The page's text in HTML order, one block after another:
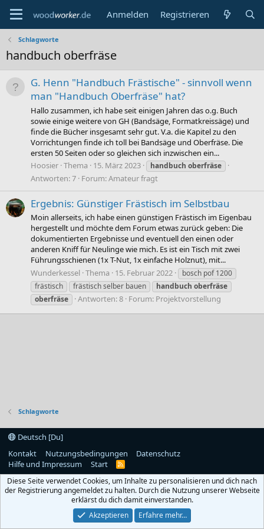
Anmelden Registrieren
Schlagworte
handbuch oberfräse
G. Henn "Handbuch Frästische" - sinnvoll wenn
man "Handbuch Oberfräse" hat?
Hallo zusammen, ich habe seit einigen Jahren das o.g. Buch
sowie einige weitere von GH (Bandsäge, Formatkreissäge) und
finde die Bücher insgesamt sehr gut. V.a. die Kapitel zu den
Vorrichtungen finde ich toll bei Bandsäge und Oberfräse. Die
ersten 50 Seiten oder so gleichen sich inzwischen ein...
Hoosier Thema 15. März 2023 handbuch oberfräse
Antworten: 7 Forum:Amateur fragt
Ergebnis: Günstiger Frästisch im Selbstbau
Moin allerseits, ich habe einen günstigen Frästisch im Eigenbau
hergestellt und möchte dem Forum etwas zurück geben: Die
dokumentierten Ergebnisse und eventuell den einen oder
anderen Kniff für Neulinge wie mich. Es ist ein Tisch mit zwei
Führungsschienen (1x T-Nut, 1x einfache Holznut), mit...
Wunderkessel Thema 15. Februar 2022
bosch pof 1200
frästisch
frästisch selber bauen handbuch oberfräse
oberfräse
Antworten: 8 Forum: Projektvorstellung
Schlagworte
Deutsch [Du]
Kontakt
Nutzungsbedingungen
Datenschutz
Hilfe und Impressum
Start
R
S
Diese Seite verwendet Cookies, um Inhalte zu personalisieren und dich nach
der Registrierung angemeldet zu halten. Durch die Nutzung unserer Webseite
erklärst du dich damit einverstanden.
Akzeptieren
Erfahre mehr…